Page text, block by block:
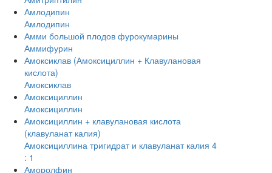
Амлодипин
Амлодипин
Амми большой плодов фурокумарины
Аммифурин
Амоксиклав (Амоксициллин + Клавулановая
кислота)
Амоксиклав
Амоксициллин
Амоксициллин
Амоксициллин + клавулановая кислота
(клавуланат калия)
Амоксициллина тригидрат и клавуланат калия 4
: 1
Аморолфин